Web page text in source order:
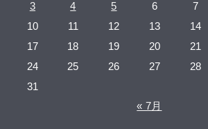
3
4 5 6 7
10
11 12 13 14
17
18 19 20 21
24
25 26 27 28
31
« 7月